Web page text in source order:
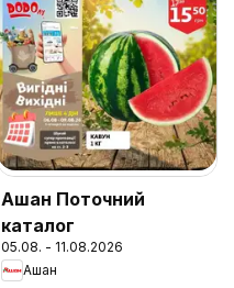
Ашан Поточний
каталог
05.08. - 11.08.2026
Ашан